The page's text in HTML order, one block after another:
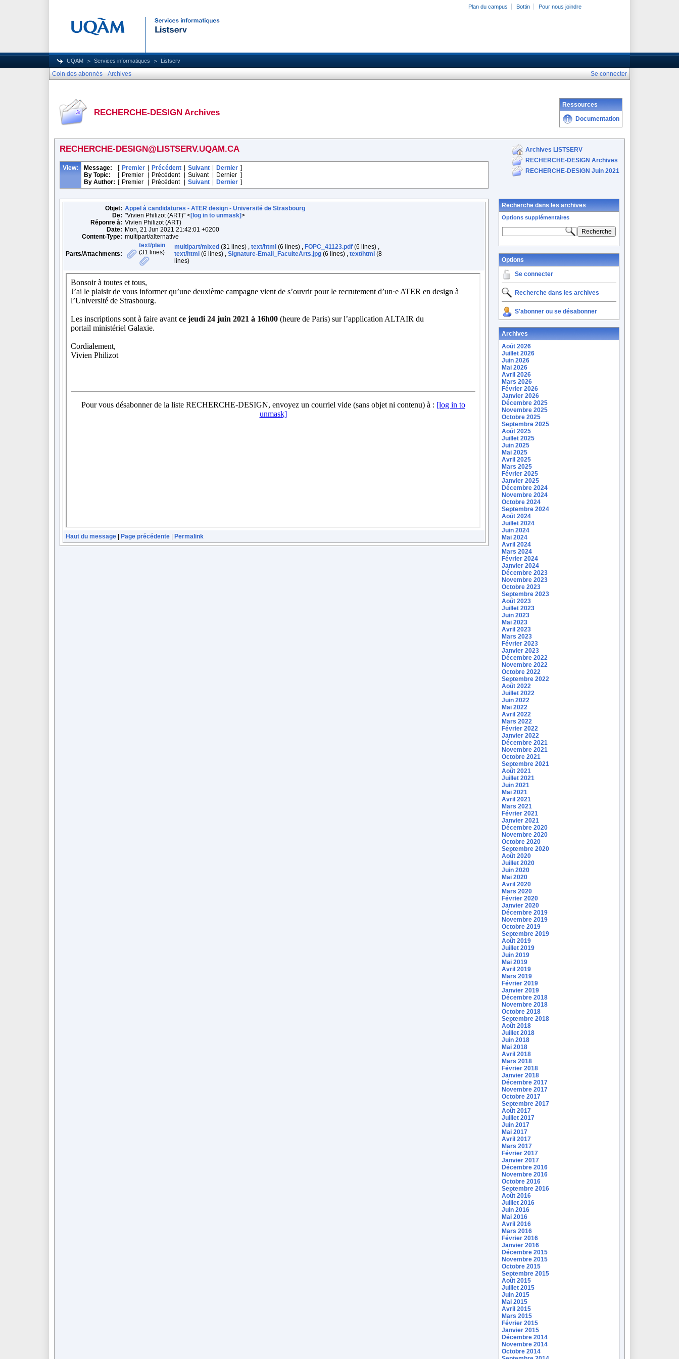
Plan du campus Bottin Pour nous joindre
UQAM Services informatiques Listserv
Coin des abonnés Archives Se connecter
RECHERCHE-DESIGN Archives
Ressources
Documentation
RECHERCHE-DESIGN@LISTSERV.UQAM.CA
View: Message: [ Premier Précédent Suivant Dernier ]
By Topic:
[ Premier Précédent Suivant Dernier ]
By Author: [ Premier Précédent Suivant Dernier ]
Archives LISTSERV
RECHERCHE-DESIGN Archives
RECHERCHE-DESIGN Juin 2021
Objet: Appel à candidatures - ATER design - Université de Strasbourg
De: "Vivien Philizot (ART)" <[log in to unmask]>
Réponre à: Vivien Philizot (ART)
Date: Mon, 21 Jun 2021 21:42:01 +0200
Content-Type: multipart/alternative
Parts/Attachments:
text/plain
(31 lines)
multipart/mixed (31 lines) , text/html (6 lines) , FOPC_41123.pdf (6 lines) ,
text/html (6 lines) , Signature-Email_FaculteArts.jpg (6 lines) , text/html (8
lines)
Haut du message Page précédente Permalink
Recherche dans les archives
Options supplémentaires
Options
Se connecter
Recherche dans les archives
S'abonner ou se désabonner
Archives
Août 2026
Juillet 2026
Juin 2026
Mai 2026
Avril 2026
Mars 2026
Février 2026
Janvier 2026
Décembre 2025
Novembre 2025
Octobre 2025
Septembre 2025
Août 2025
Juillet 2025
Juin 2025
Mai 2025
Avril 2025
Mars 2025
Février 2025
Janvier 2025
Décembre 2024
Novembre 2024
Octobre 2024
Septembre 2024
Août 2024
Juillet 2024
Juin 2024
Mai 2024
Avril 2024
Mars 2024
Février 2024
Janvier 2024
Décembre 2023
Novembre 2023
Octobre 2023
Septembre 2023
Août 2023
Juillet 2023
Juin 2023
Mai 2023
Avril 2023
Mars 2023
Février 2023
Janvier 2023
Décembre 2022
Novembre 2022
Octobre 2022
Septembre 2022
Août 2022
Juillet 2022
Juin 2022
Mai 2022
Avril 2022
Mars 2022
Février 2022
Janvier 2022
Décembre 2021
Novembre 2021
Octobre 2021
Septembre 2021
Août 2021
Juillet 2021
Juin 2021
Mai 2021
Avril 2021
Mars 2021
Février 2021
Janvier 2021
Décembre 2020
Novembre 2020
Octobre 2020
Septembre 2020
Août 2020
Juillet 2020
Juin 2020
Mai 2020
Avril 2020
Mars 2020
Février 2020
Janvier 2020
Décembre 2019
Novembre 2019
Octobre 2019
Septembre 2019
Août 2019
Juillet 2019
Juin 2019
Mai 2019
Avril 2019
Mars 2019
Février 2019
Janvier 2019
Décembre 2018
Novembre 2018
Octobre 2018
Septembre 2018
Août 2018
Juillet 2018
Juin 2018
Mai 2018
Avril 2018
Mars 2018
Février 2018
Janvier 2018
Décembre 2017
Novembre 2017
Octobre 2017
Septembre 2017
Août 2017
Juillet 2017
Juin 2017
Mai 2017
Avril 2017
Mars 2017
Février 2017
Janvier 2017
Décembre 2016
Novembre 2016
Octobre 2016
Septembre 2016
Août 2016
Juillet 2016
Juin 2016
Mai 2016
Avril 2016
Mars 2016
Février 2016
Janvier 2016
Décembre 2015
Novembre 2015
Octobre 2015
Septembre 2015
Août 2015
Juillet 2015
Juin 2015
Mai 2015
Avril 2015
Mars 2015
Février 2015
Janvier 2015
Décembre 2014
Novembre 2014
Octobre 2014